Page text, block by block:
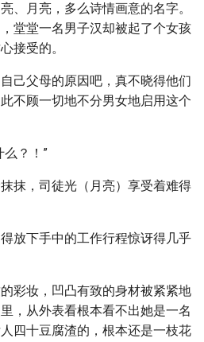
、月亮，多么诗情画意的名字。
堂堂一名男子汉却被起了个女孩
接受的。
己父母的原因吧，真不晓得他们
不顾一切地不分男女地启用这个
么？！”
抹，司徒光（月亮）享受着难得
放下手中的工作行程惊讶得几乎
彩妆，凹凸有致的身材被紧紧地
，从外表看根本看不出她是一名
四十豆腐渣的，根本还是一枝花